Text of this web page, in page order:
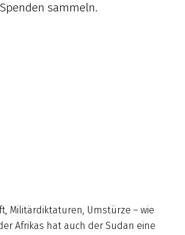
sammeln.
Militärdiktaturen, Umstürze – wie
Afrikas hat auch der Sudan eine